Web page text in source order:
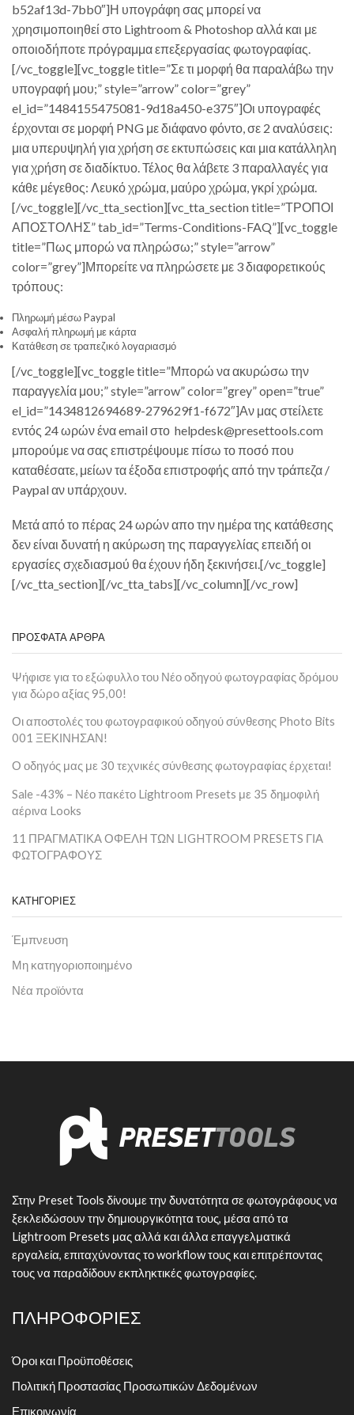
b52af13d-7bb0″]Η υπογράφη σας μπορεί να
χρησιμοποιηθεί στο Lightroom & Photoshop αλλά και με
οποιοδήποτε πρόγραμμα επεξεργασίας φωτογραφίας.
[/vc_toggle][vc_toggle title=”Σε τι μορφή θα παραλάβω την
υπογραφή μου;” style=”arrow” color=”grey”
el_id=”1484155475081-9d18a450-e375″]Οι υπογραφές
έρχονται σε μορφή PNG με διάφανο φόντο, σε 2 αναλύσεις:
μια υπερυψηλή για χρήση σε εκτυπώσεις και μια κατάλληλη
για χρήση σε διαδίκτυο. Τέλος θα λάβετε 3 παραλλαγές για
κάθε μέγεθος: Λευκό χρώμα, μαύρο χρώμα, γκρί χρώμα.
[/vc_toggle][/vc_tta_section][vc_tta_section title=”ΤΡΟΠΟΙ
ΑΠΟΣΤΟΛΗΣ” tab_id=”Terms-Conditions-FAQ”][vc_toggle
title=”Πως μπορώ να πληρώσω;” style=”arrow”
color=”grey”]Μπορείτε να πληρώσετε με 3 διαφορετικούς
τρόπους:
Πληρωμή μέσω Paypal
Ασφαλή πληρωμή με κάρτα
Κατάθεση σε τραπεζικό λογαριασμό
[/vc_toggle][vc_toggle title=”Μπορώ να ακυρώσω την
παραγγελία μου;” style=”arrow” color=”grey” open=”true”
el_id=”1434812694689-279629f1-f672″]Αν μας στείλετε
εντός 24 ωρών ένα email στο helpdesk@presettools.com
μπορούμε να σας επιστρέψουμε πίσω το ποσό που
καταθέσατε, μείων τα έξοδα επιστροφής από την τράπεζα /
Paypal αν υπάρχουν.
Μετά από το πέρας 24 ωρών απο την ημέρα της κατάθεσης
δεν είναι δυνατή η ακύρωση της παραγγελίας επειδή οι
εργασίες σχεδιασμού θα έχουν ήδη ξεκινήσει.[/vc_toggle]
[/vc_tta_section][/vc_tta_tabs][/vc_column][/vc_row]
ΠΡΟΣΦΑΤΑ ΑΡΘΡΑ
Ψήφισε για το εξώφυλλο του Νέο οδηγού φωτογραφίας δρόμου
για δώρο αξίας 95,00!
Οι αποστολές του φωτογραφικού οδηγού σύνθεσης Photo Bits
001 ΞΕΚΙΝΗΣΑΝ!
Ο οδηγός μας με 30 τεχνικές σύνθεσης φωτογραφίας έρχεται!
Sale -43% – Νέο πακέτο Lightroom Presets με 35 δημοφιλή
αέρινα Looks
11 ΠΡΑΓΜΑΤΙΚΑ ΟΦΕΛΗ ΤΩΝ LIGHTROOM PRESETS ΓΙΑ
ΦΩΤΟΓΡΑΦΟΥΣ
ΚΑΤΗΓΟΡΙΕΣ
Έμπνευση
Μη κατηγοριοποιημένο
Νέα προϊόντα
Στην Preset Tools δίνουμε την δυνατότητα σε φωτογράφους να
ξεκλειδώσουν την δημιουργικότητα τους, μέσα από τα
Lightroom Presets μας αλλά και άλλα επαγγελματικά
εργαλεία, επιταχύνοντας το workflow τους και επιτρέποντας
τους να παραδίδουν εκπληκτικές φωτογραφίες.
ΠΛΗΡΟΦΟΡΙΕΣ
Όροι και Προϋποθέσεις
Πολιτική Προστασίας Προσωπικών Δεδομένων
Επικοινωνία